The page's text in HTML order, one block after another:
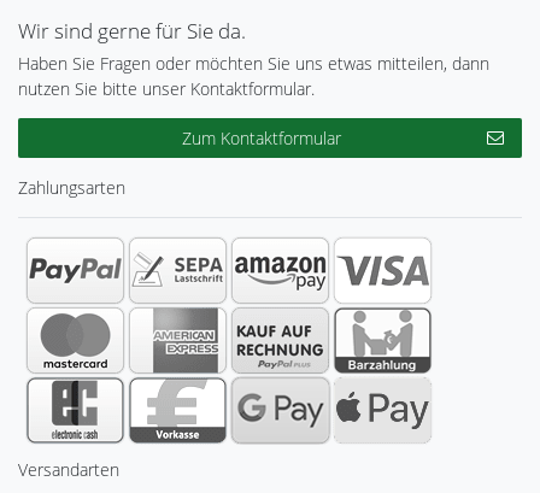
Wir sind gerne für Sie da.
Haben Sie Fragen oder möchten Sie uns etwas mitteilen, dann
nutzen Sie bitte unser Kontaktformular.
Zum Kontaktformular
Zahlungsarten
Versandarten